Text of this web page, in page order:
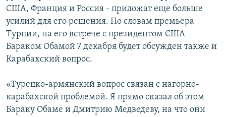
США, Франция и Россия - приложат еще больше
усилий для его решения. По словам премьера
Турции, на его встрече с президентом США
Бараком Обамой 7 декабря будет обсужден также и
Карабахский вопрос.
«Турецко-армянский вопрос связан с нагорно-
карабахской проблемой. Я прямо сказал об этом
Бараку Обаме и Дмитрию Медведеву, на что они